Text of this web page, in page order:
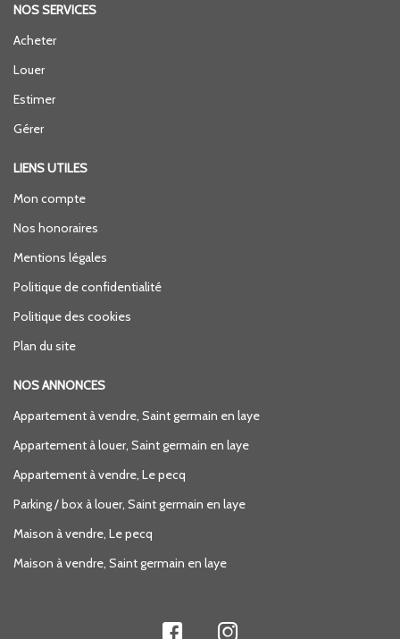
NOS SERVICES
Acheter
Louer
Estimer
Gérer
LIENS UTILES
Mon compte
Nos honoraires
Mentions légales
Politique de confidentialité
Politique des cookies
Plan du site
NOS ANNONCES
Appartement à vendre, Saint germain en laye
Appartement à louer, Saint germain en laye
Appartement à vendre, Le pecq
Parking / box à louer, Saint germain en laye
Maison à vendre, Le pecq
Maison à vendre, Saint germain en laye